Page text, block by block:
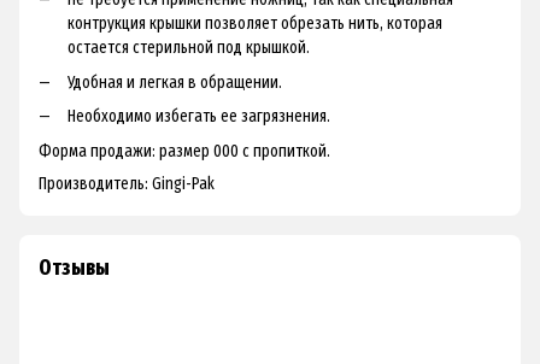
контрукция крышки позволяет обрезать нить, которая
остается стерильной под крышкой.
Удобная и легкая в обращении.
Необходимо избегать ее загрязнения.
Форма продажи: размер 000 с пропиткой.
Производитель: Gingi-Pak
Отзывы